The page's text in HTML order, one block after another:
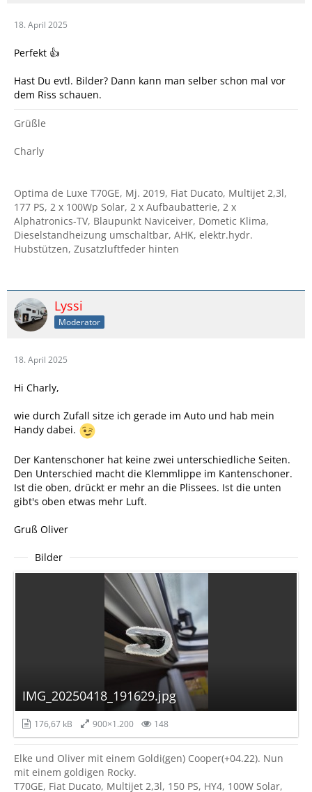
18. April 2025
Perfekt 👍
Hast Du evtl. Bilder? Dann kann man selber schon mal vor
dem Riss schauen.
Grüßle
Charly
Optima de Luxe T70GE, Mj. 2019, Fiat Ducato, Multijet 2,3l,
177 PS, 2 x 100Wp Solar, 2 x Aufbaubatterie, 2 x
Alphatronics-TV, Blaupunkt Naviceiver, Dometic Klima,
Dieselstandheizung umschaltbar, AHK, elektr.hydr.
Hubstützen, Zusatzluftfeder hinten
Lyssi
Moderator
18. April 2025
Hi Charly,
wie durch Zufall sitze ich gerade im Auto und hab mein
Handy dabei.
Der Kantenschoner hat keine zwei unterschiedliche Seiten.
Den Unterschied macht die Klemmlippe im Kantenschoner.
Ist die oben, drückt er mehr an die Plissees. Ist die unten
gibt's oben etwas mehr Luft.
Gruß Oliver
Bilder
IMG_20250418_191629.jpg
176,67 kB 900×1.200 148
Elke und Oliver mit einem Goldi(gen) Cooper(+04.22). Nun
mit einem goldigen Rocky.
T70GE, Fiat Ducato, Multijet 2,3l, 150 PS, HY4, 100W Solar,